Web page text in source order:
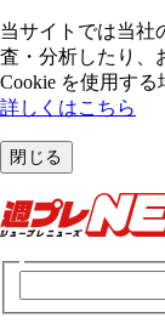
当サイトでは当社
査・分析したり、
Cookie を使⽤する
詳しくはこちら
閉じる